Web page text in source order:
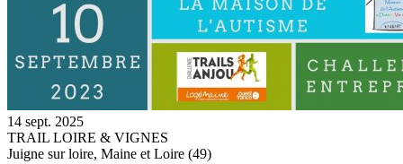
14 sept. 2025
TRAIL LOIRE & VIGNES
Juigne sur loire, Maine et Loire (49)